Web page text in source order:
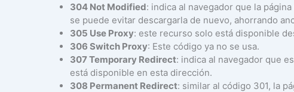
304 Not Modified: indica al navegador que la
se puede evitar descargarla de nuevo, ahorrando
305 Use Proxy: este recurso solo está disponible
306 Switch Proxy: Este código ya no se usa.
307 Temporary Redirect: indica al navegador que
está disponible en esta dirección.
308 Permanent Redirect: similar al código 301, la